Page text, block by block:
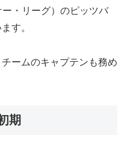
・リーグ）のピッツバ
す。
ームのキャプテンも務め
期